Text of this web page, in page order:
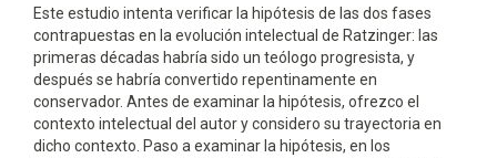
Este estudio intenta verificar la hipótesis de las dos fases
contrapuestas en la evolución intelectual de Ratzinger: las
primeras décadas habría sido un teólogo progresista, y
después se habría convertido repentinamente en
conservador. Antes de examinar la hipótesis, ofrezco el
contexto intelectual del autor y considero su trayectoria en
dicho contexto. Paso a examinar la hipótesis, en los